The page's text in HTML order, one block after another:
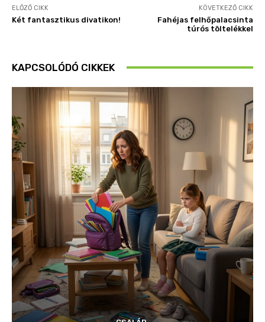
ELŐZŐ CIKK
Két fantasztikus divatikon!
KÖVETKEZŐ CIKK
Fahéjas felhőpalacsinta
túrós töltelékkel
KAPCSOLÓDÓ CIKKEK